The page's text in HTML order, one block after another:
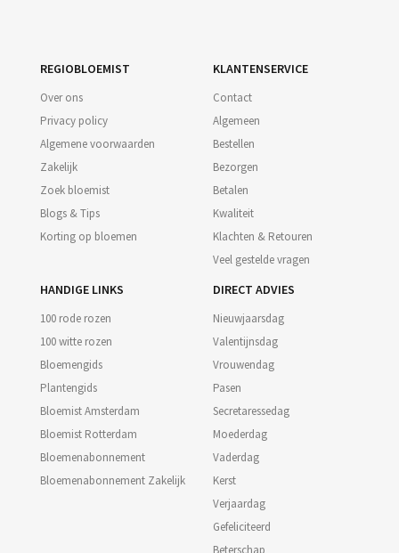
REGIOBLOEMIST
Over ons
Privacy policy
Algemene voorwaarden
Zakelijk
Zoek bloemist
Blogs & Tips
Korting op bloemen
KLANTENSERVICE
Contact
Algemeen
Bestellen
Bezorgen
Betalen
Kwaliteit
Klachten & Retouren
Veel gestelde vragen
HANDIGE LINKS
100 rode rozen
100 witte rozen
Bloemengids
Plantengids
Bloemist Amsterdam
Bloemist Rotterdam
Bloemenabonnement
Bloemenabonnement Zakelijk
DIRECT ADVIES
Nieuwjaarsdag
Valentijnsdag
Vrouwendag
Pasen
Secretaressedag
Moederdag
Vaderdag
Kerst
Verjaardag
Gefeliciteerd
Beterschap